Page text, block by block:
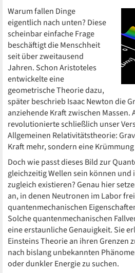
Warum fallen Dinge
eigentlich nach unten? Diese
scheinbar einfache Frage
beschäftigt die Menschheit
seit über zweitausend
Jahren. Schon Aristoteles
entwickelte eine
geometrische Theorie dazu,
später beschrieb Isaac Newton die
anziehende Kraft zwischen Massen.
revolutionierte schließlich unser
Allgemeinen Relativitätstheorie:
Kraft mehr, sondern eine
Doch wie passt dieses Bild zur
gleichzeitig Wellen sein können und
zugleich existieren? Genau hier
an, in denen Neutronen im Labor
quantenmechanischen
Solche quantenmechanischen
eine erstaunliche Genauigkeit. Sie
Einsteins Theorie an ihren Grenzen
nach bislang unbekannten
oder dunkler Energie zu suchen.